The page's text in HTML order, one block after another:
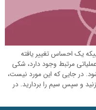
یک احساس تغییر یافته
مرتبط وجود دارد، شکی
در جایی که این مورد نیست،
و سپس سیم را بردارید. در